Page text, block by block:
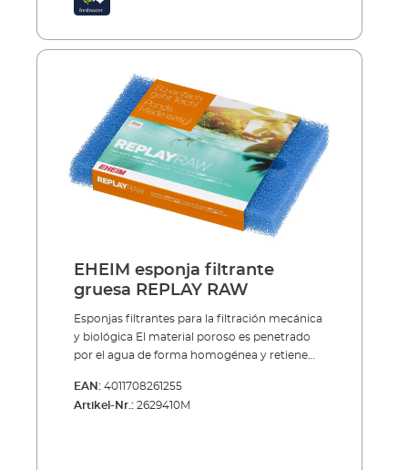
utilizarse varias veces. Durante la limpieza
cuidado, para que no se destruyan
EHEIM esponja filtrante
gruesa REPLAY RAW
Esponjas filtrantes para la filtración mecánica
y biológica El material poroso es penetrado
por el agua de forma homogénea y retiene
Después de un corto período en
funcionamiento, se colonizan en el material
EAN: 4011708261255
Artikel-Nr.: 2629410M